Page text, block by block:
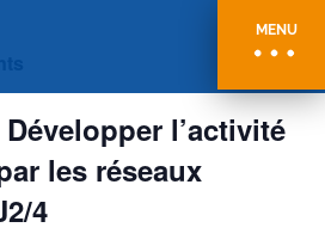
MENU
l’activité
les réseaux
4